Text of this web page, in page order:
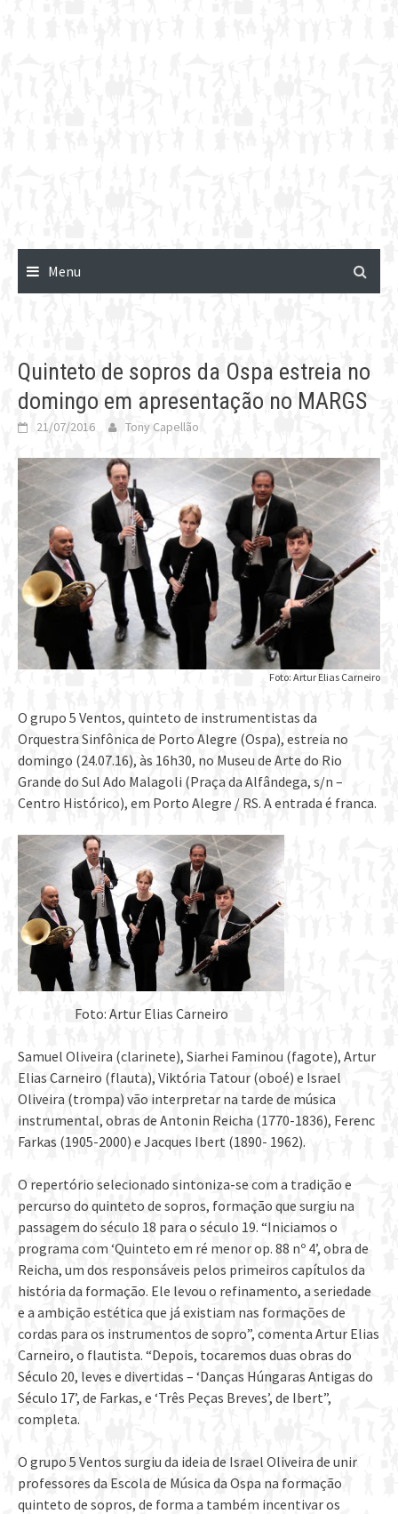
Menu
Quinteto de sopros da Ospa estreia no
domingo em apresentação no MARGS
21/07/2016 Tony Capellão
Foto: Artur Elias Carneiro
O grupo 5 Ventos, quinteto de instrumentistas da
Orquestra Sinfônica de Porto Alegre (Ospa), estreia no
domingo (24.07.16), às 16h30, no Museu de Arte do Rio
Grande do Sul Ado Malagoli (Praça da Alfândega, s/n –
Centro Histórico), em Porto Alegre / RS. A entrada é franca.
Foto: Artur Elias Carneiro
Samuel Oliveira (clarinete), Siarhei Faminou (fagote), Artur
Elias Carneiro (flauta), Viktória Tatour (oboé) e Israel
Oliveira (trompa) vão interpretar na tarde de música
instrumental, obras de Antonin Reicha (1770-1836), Ferenc
Farkas (1905-2000) e Jacques Ibert (1890- 1962).
O repertório selecionado sintoniza-se com a tradição e
percurso do quinteto de sopros, formação que surgiu na
passagem do século 18 para o século 19. “Iniciamos o
programa com ‘Quinteto em ré menor op. 88 nº 4’, obra de
Reicha, um dos responsáveis pelos primeiros capítulos da
história da formação. Ele levou o refinamento, a seriedade
e a ambição estética que já existiam nas formações de
cordas para os instrumentos de sopro”, comenta Artur Elias
Carneiro, o flautista. “Depois, tocaremos duas obras do
Século 20, leves e divertidas – ‘Danças Húngaras Antigas do
Século 17’, de Farkas, e ‘Três Peças Breves’, de Ibert”,
completa.
O grupo 5 Ventos surgiu da ideia de Israel Oliveira de unir
professores da Escola de Música da Ospa na formação
quinteto de sopros, de forma a também incentivar os